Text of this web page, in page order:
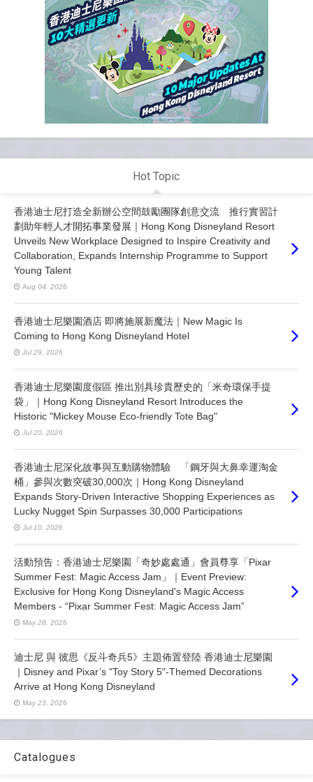
Hot Topic
香港迪士尼打造全新辦公空間鼓勵團隊創意交流 推行實習計
劃助年輕人才開拓事業發展｜Hong Kong Disneyland Resort
Unveils New Workplace Designed to Inspire Creativity and
Collaboration, Expands Internship Programme to Support
Young Talent
Aug 04, 2026
香港迪士尼樂園酒店 即將施展新魔法｜New Magic Is
Coming to Hong Kong Disneyland Hotel
Jul 29, 2026
香港迪士尼樂園度假區 推出別具珍貴歷史的「米奇環保手提
袋」｜Hong Kong Disneyland Resort Introduces the
Historic "Mickey Mouse Eco-friendly Tote Bag"
Jul 20, 2026
香港迪士尼深化故事與互動購物體驗 「鋼牙與大鼻幸運淘金
桶」參與次數突破30,000次｜Hong Kong Disneyland
Expands Story-Driven Interactive Shopping Experiences as
Lucky Nugget Spin Surpasses 30,000 Participations
Jul 10, 2026
活動預告：香港迪士尼樂園「奇妙處處通」會員尊享「Pixar
Summer Fest: Magic Access Jam」｜Event Preview:
Exclusive for Hong Kong Disneyland's Magic Access
Members - “Pixar Summer Fest: Magic Access Jam”
May 28, 2026
迪士尼 與 彼思《反斗奇兵5》主題佈置登陸 香港迪士尼樂園
｜Disney and Pixar’s "Toy Story 5"-Themed Decorations
Arrive at Hong Kong Disneyland
May 23, 2026
Catalogues